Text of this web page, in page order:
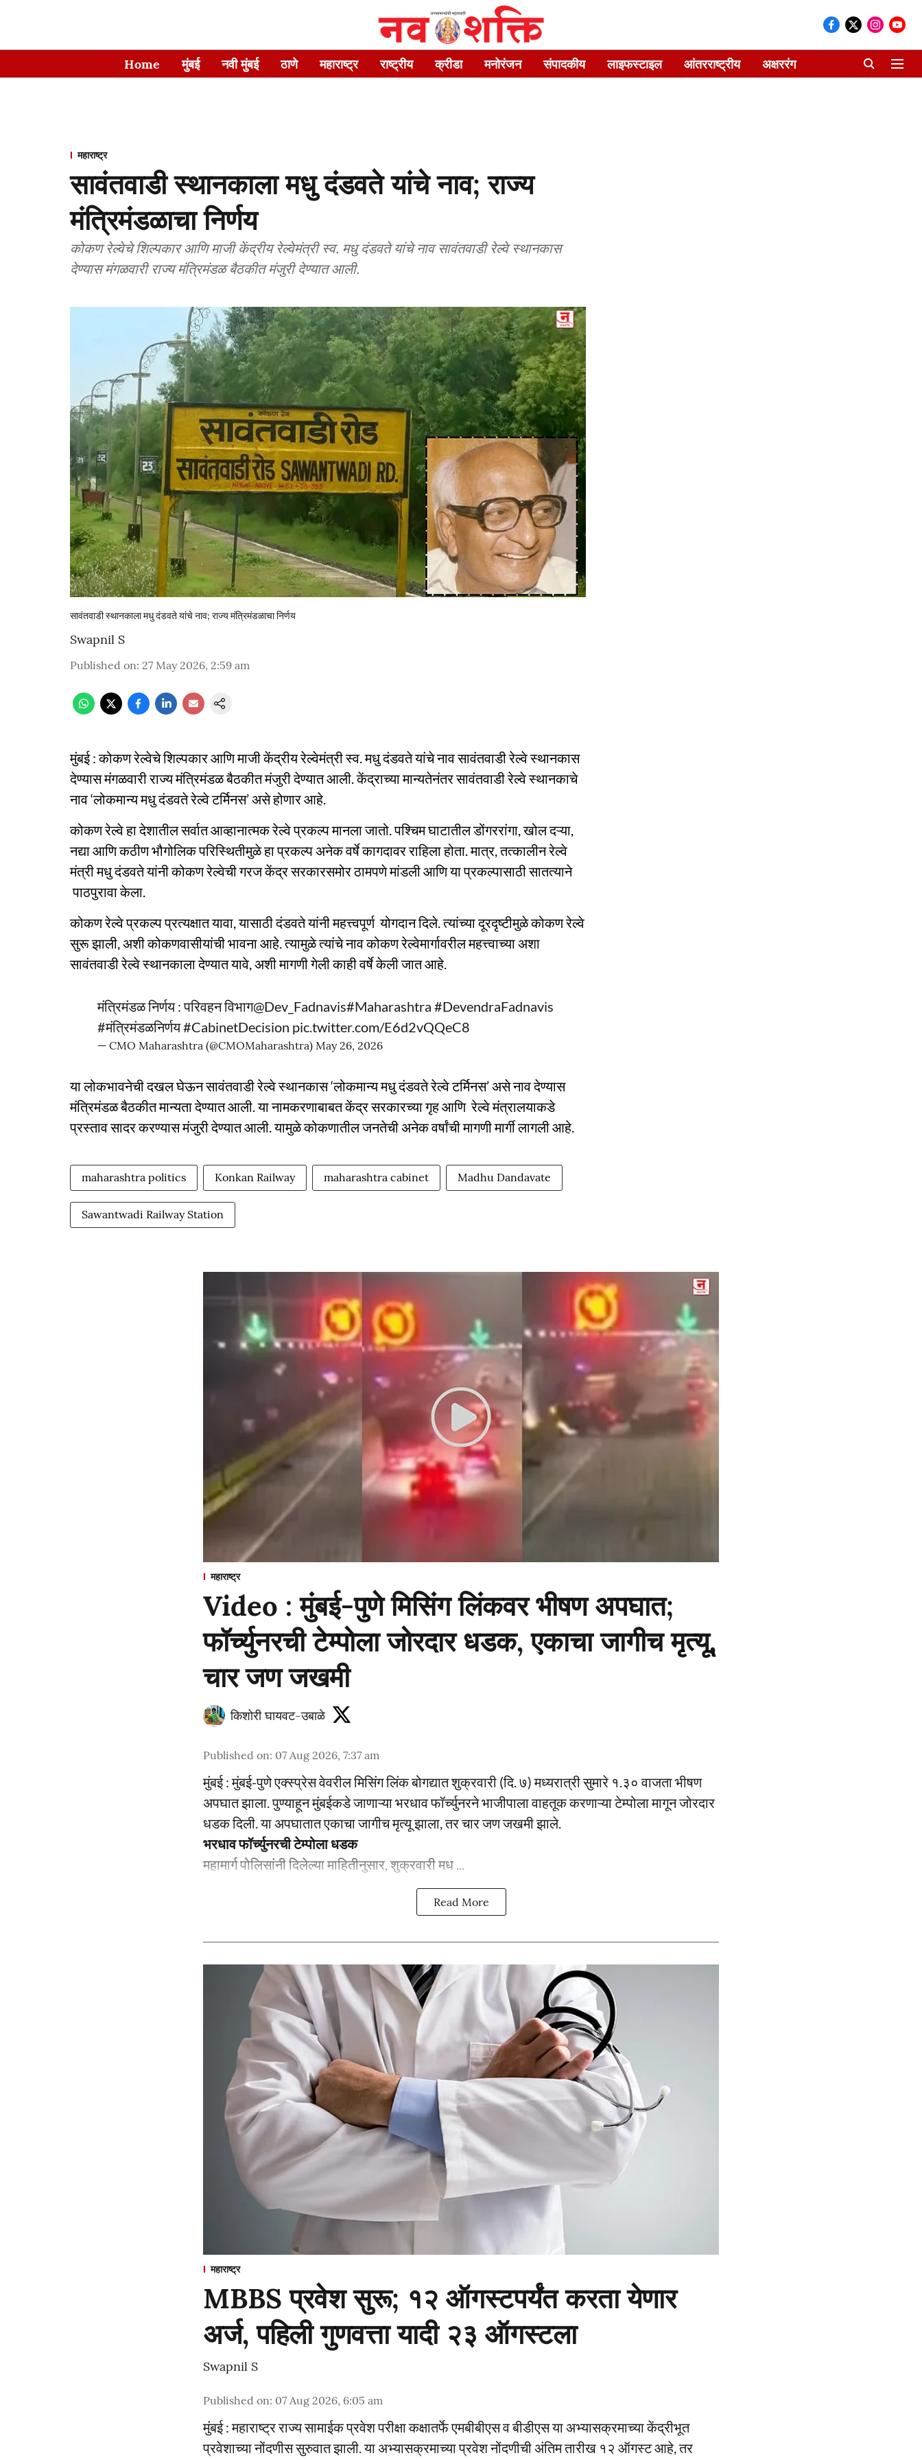
Home मुंबई नवी मुंबई ठाणे महाराष्ट्र राष्ट्रीय क्रीडा मनोरंजन संपादकीय लाइफस्टाइल आंतरराष्ट्रीय अक्षररंग
महाराष्ट्र
सावंतवाडी स्थानकाला मधु दंडवते यांचे नाव; राज्य
मंत्रिमंडळाचा निर्णय
कोकण रेल्वेचे शिल्पकार आणि माजी केंद्रीय रेल्वेमंत्री स्व. मधु दंडवते यांचे नाव सावंतवाडी रेल्वे स्थानकास
देण्यास मंगळवारी राज्य मंत्रिमंडळ बैठकीत मंजुरी देण्यात आली.
सावंतवाडी स्थानकाला मधु दंडवते यांचे नाव; राज्य मंत्रिमंडळाचा निर्णय
Swapnil S
Published on: 27 May 2026, 2:59 am
मुंबई : कोकण रेल्वेचे शिल्पकार आणि माजी केंद्रीय रेल्वेमंत्री स्व. मधु दंडवते यांचे नाव सावंतवाडी रेल्वे स्थानकास
देण्यास मंगळवारी राज्य मंत्रिमंडळ बैठकीत मंजुरी देण्यात आली. केंद्राच्या मान्यतेनंतर सावंतवाडी रेल्वे स्थानकाचे
नाव ‘लोकमान्य मधु दंडवते रेल्वे टर्मिनस’ असे होणार आहे.
कोकण रेल्वे हा देशातील सर्वात आव्हानात्मक रेल्वे प्रकल्प मानला जातो. पश्चिम घाटातील डोंगररांगा, खोल दऱ्या,
नद्या आणि कठीण भौगोलिक परिस्थितीमुळे हा प्रकल्प अनेक वर्षे कागदावर राहिला होता. मात्र, तत्कालीन रेल्वे
मंत्री मधु दंडवते यांनी कोकण रेल्वेची गरज केंद्र सरकारसमोर ठामपणे मांडली आणि या प्रकल्पासाठी सातत्याने
पाठपुरावा केला.
कोकण रेल्वे प्रकल्प प्रत्यक्षात यावा, यासाठी दंडवते यांनी महत्त्वपूर्ण योगदान दिले. त्यांच्या दूरदृष्टीमुळे कोकण रेल्वे
सुरू झाली, अशी कोकणवासीयांची भावना आहे. त्यामुळे त्यांचे नाव कोकण रेल्वेमार्गावरील महत्त्वाच्या अशा
सावंतवाडी रेल्वे स्थानकाला देण्यात यावे, अशी मागणी गेली काही वर्षे केली जात आहे.
मंत्रिमंडळ निर्णय : परिवहन विभाग@Dev_Fadnavis#Maharashtra #DevendraFadnavis
#मंत्रिमंडळनिर्णय#CabinetDecision pic.twitter.com/E6d2vQQeC8
— CMO Maharashtra (@CMOMaharashtra) May 26, 2026
या लोकभावनेची दखल घेऊन सावंतवाडी रेल्वे स्थानकास ‘लोकमान्य मधु दंडवते रेल्वे टर्मिनस’ असे नाव देण्यास
मंत्रिमंडळ बैठकीत मान्यता देण्यात आली. या नामकरणाबाबत केंद्र सरकारच्या गृह आणि रेल्वे मंत्रालयाकडे
प्रस्ताव सादर करण्यास मंजुरी देण्यात आली. यामुळे कोकणातील जनतेची अनेक वर्षांची मागणी मार्गी लागली आहे.
maharashtra politics Konkan Railway maharashtra cabinet Madhu Dandavate
Sawantwadi Railway Station
महाराष्ट्र
Video : मुंबई-पुणे मिसिंग लिंकवर भीषण अपघात;
फॉर्च्युनरची टेम्पोला जोरदार धडक, एकाचा जागीच मृत्यू,
चार जण जखमी
किशोरी घायवट-उबाळे
Published on: 07 Aug 2026, 7:37 am
मुंबई : मुंबई-पुणे एक्स्प्रेस वेवरील मिसिंग लिंक बोगद्यात शुक्रवारी (दि. ७) मध्यरात्री सुमारे १.३० वाजता भीषण
अपघात झाला. पुण्याहून मुंबईकडे जाणाऱ्या भरधाव फॉर्च्युनरने भाजीपाला वाहतूक करणाऱ्या टेम्पोला मागून जोरदार
धडक दिली. या अपघातात एकाचा जागीच मृत्यू झाला, तर चार जण जखमी झाले.
भरधाव फॉर्च्युनरची टेम्पोला धडक
महामार्ग पोलिसांनी दिलेल्या माहितीनुसार, शुक्रवारी मध ...
Read More
महाराष्ट्र
MBBS प्रवेश सुरू; १२ ऑगस्टपर्यंत करता येणार
अर्ज, पहिली गुणवत्ता यादी २३ ऑगस्टला
Swapnil S
Published on: 07 Aug 2026, 6:05 am
मुंबई : महाराष्ट्र राज्य सामाईक प्रवेश परीक्षा कक्षातर्फे एमबीबीएस व बीडीएस या अभ्यासक्रमाच्या केंद्रीभूत
प्रवेशाच्या नोंदणीस सुरुवात झाली. या अभ्यासक्रमाच्या प्रवेश नोंदणीची अंतिम तारीख १२ ऑगस्ट आहे, तर